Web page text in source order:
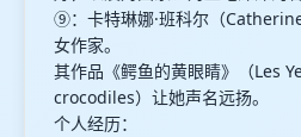
⑨：卡特琳娜·班科尔（
女作家。
其作品《鳄鱼的黄眼睛》（Les
crocodiles）让她声名远扬。
个人经历：